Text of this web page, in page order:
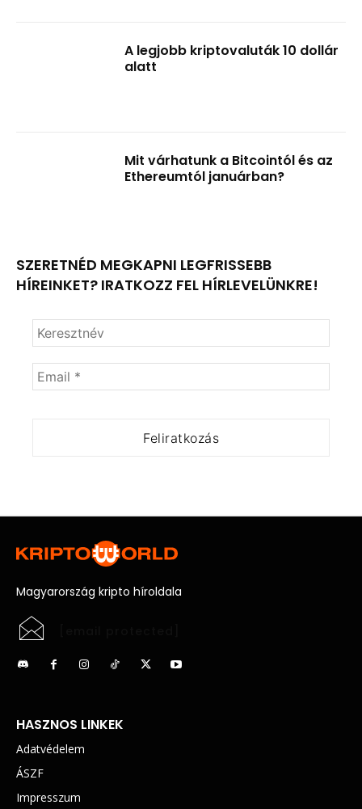
A legjobb kriptovaluták 10 dollár
alatt
Mit várhatunk a Bitcointól és az
Ethereumtól januárban?
SZERETNÉD MEGKAPNI LEGFRISSEBB
HÍREINKET? IRATKOZZ FEL HÍRLEVELÜNKRE!
Magyarország kripto híroldala
HASZNOS LINKEK
Adatvédelem
ÁSZF
Impresszum